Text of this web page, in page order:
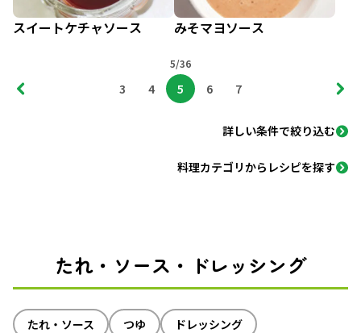
スイートケチャソース みそマヨソース
5/36
3 4 5 6 7
詳しい条件で絞り込む
料理カテゴリからレシピを探す
たれ・ソース・ドレッシング
たれ・ソース つゆ ドレッシング